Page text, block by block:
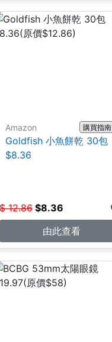
Amazon 購買指南
Goldfish 小魚餅乾 30包
$8.36
12.86 $8.36
由此查看